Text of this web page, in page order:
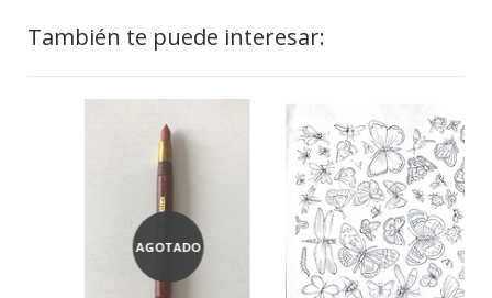
También te puede interesar:
AGOTADO